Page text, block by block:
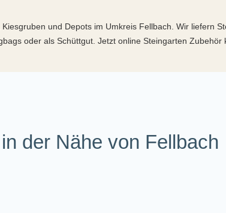
und Depots im Umkreis Fellbach. Wir liefern
oder als Schüttgut. Jetzt online Steingarten Zubehör
der Nähe von Fellbach